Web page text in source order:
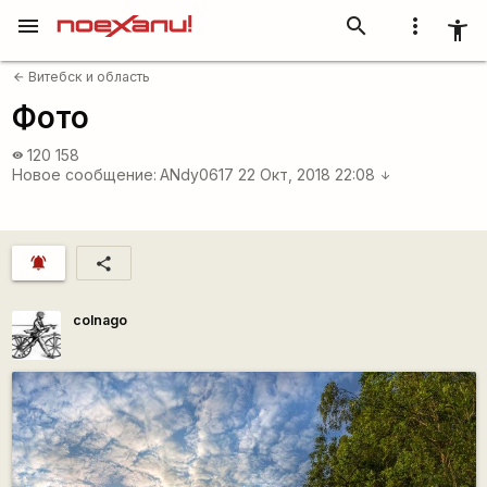
more_vert accessibility_new
search
menu
arrow_back Витебск и область
Фото
visibility 120 158
Новое сообщение: ANdy0617 22 Окт, 2018 22:08 arrow_downward
notifications_active share
colnago